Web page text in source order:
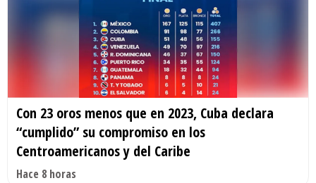
Con 23 oros menos que en 2023, Cuba declara
“cumplido” su compromiso en los
Centroamericanos y del Caribe
Hace 8 horas